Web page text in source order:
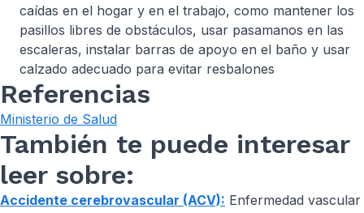
caídas en el hogar y en el trabajo, como mantener los
pasillos libres de obstáculos, usar pasamanos en las
escaleras, instalar barras de apoyo en el baño y usar
calzado adecuado para evitar resbalones
Referencias
Ministerio de Salud
También te puede interesar
leer sobre:
Accidente cerebrovascular (ACV): Enfermedad vascular